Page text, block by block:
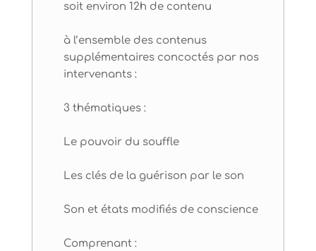
soit environ 12h de contenu
à l’ensemble des contenus
supplémentaires concoctés par nos
intervenants :
3 thématiques :
Le pouvoir du souffle
Les clés de la guérison par le son
Son et états modifiés de conscience
Comprenant :